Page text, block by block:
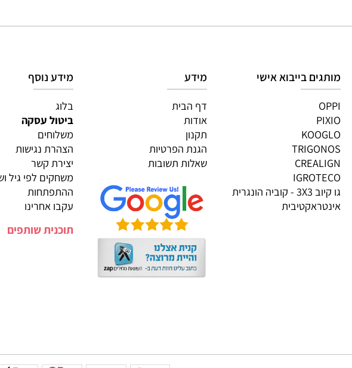
בייבוא אישי מידע
דף הבית
אודות
הגנת הפרטיות
שאלות תשובות
מידע נוסף
בלוג
ביטול עסקה
משלוחים
הצהרת נגישות
יצירת קשר
משחקים לפי גיל ושלב